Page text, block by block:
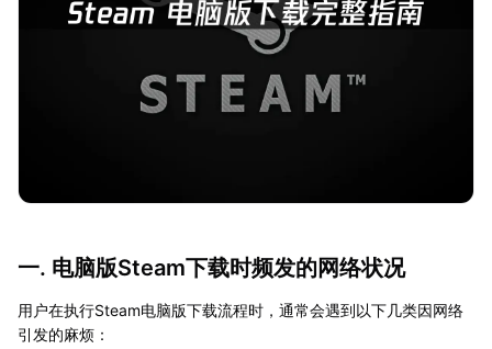
一. 电脑版Steam下载时频发的网络状况
用户在执行Steam电脑版下载流程时，通常会遇到以下几类因网络
引发的麻烦：